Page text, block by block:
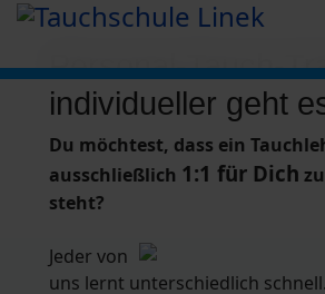
Personal-Tauch-
individueller geht
Du möchtest, dass ein
ausschließlich 1:1 für Dich
steht?
Jeder von
uns lernt unterschiedlich